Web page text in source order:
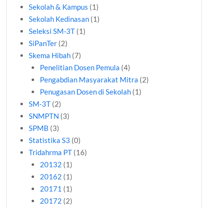
Sekolah & Kampus (1)
Sekolah Kedinasan (1)
Seleksi SM-3T (1)
SiPanTer (2)
Skema Hibah (7)
Penelitian Dosen Pemula (4)
Pengabdian Masyarakat Mitra (2)
Penugasan Dosen di Sekolah(1)
SM-3T (2)
SNMPTN (3)
SPMB (3)
Statistika S3 (0)
Tridahrma PT (16)
20132 (1)
20162 (1)
20171 (1)
20172 (2)